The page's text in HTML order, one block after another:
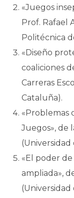
«Juegos
Prof. Rafael
Politécnica
«Diseño
coaliciones
Carreras
Cataluña).
«Problemas
Juegos», de
(Universidad
«El poder
ampliada»,
(Universidad